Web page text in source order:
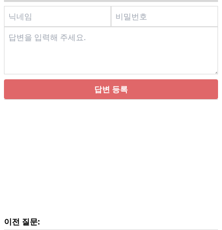
답변 등록
이전 질문: